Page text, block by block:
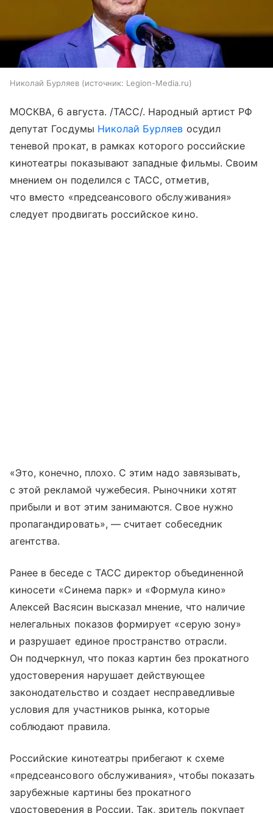
Николай Бурляев источник: Legion-Media.ru
МОСКВА, 6 августа. /ТАСС/. Народный артист РФ
депутат Госдумы Николай Бурляев осудил
теневой прокат, в рамках которого российские
кинотеатры показывают западные фильмы. Своим
мнением он поделился с ТАСС, отметив,
что вместо «предсеансового обслуживания»
следует продвигать российское кино.
«Это, конечно, плохо. С этим надо завязывать,
с этой рекламой чужебесия. Рыночники хотят
прибыли и вот этим занимаются. Свое нужно
пропагандировать», — считает собеседник
агентства.
Ранее в беседе с ТАСС директор объединенной
киносети «Синема парк» и «Формула кино»
Алексей Васясин высказал мнение, что наличие
нелегальных показов формирует «серую зону»
и разрушает единое пространство отрасли.
Он подчеркнул, что показ картин без прокатного
удостоверения нарушает действующее
законодательство и создает несправедливые
условия для участников рынка, которые
соблюдают правила.
Российские кинотеатры прибегают к схеме
«предсеансового обслуживания», чтобы показать
зарубежные картины без прокатного
удостоверения в России. Так, зритель покупает